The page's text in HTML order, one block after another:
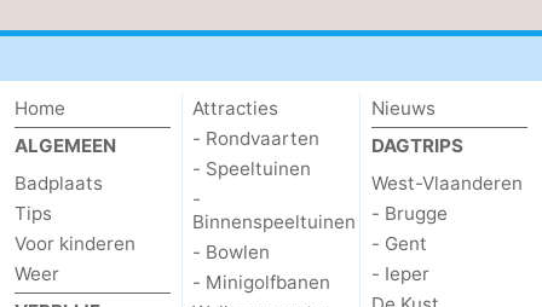
Home
ALGEMEEN
Badplaats
Tips
Voor kinderen
Weer
Attracties
- Rondvaarten
- Speeltuinen
-
Binnenspeeltuinen
- Bowlen
- Minigolfbanen
Nieuws
DAGTRIPS
West-Vlaanderen
- Brugge
- Gent
- Ieper